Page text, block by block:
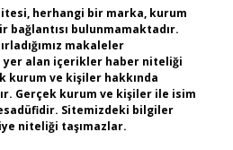
herhangi bir marka, kurum
bağlantısı bulunmamaktadır.
makaleler
yer alan içerikler haber niteliği
kurum ve kişiler hakkında
Gerçek kurum ve kişiler ile isim
Sitemizdeki bilgiler
niteliği taşımazlar.